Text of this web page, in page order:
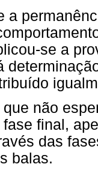
a
se a
não
final,
das
balas.